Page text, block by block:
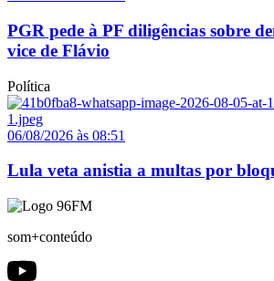
PGR pede à PF diligências sobre
vice de Flávio
Política
06/08/2026 às 08:51
Lula veta anistia a multas por
som+conteúdo